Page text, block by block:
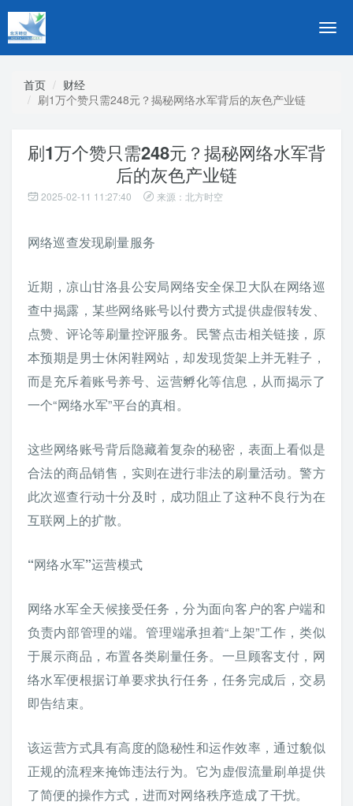
切
导
首页
财经
刷1万个赞只需248元？揭秘网络水军背后的灰色产业链
刷1万个赞只需248元？揭秘网络水军背
后的灰色产业链
2025-02-11 11:27:40 来源：北方时空
网络巡查发现刷量服务
近期，凉山甘洛县公安局网络安全保卫大队在网络巡
查中揭露，某些网络账号以付费方式提供虚假转发、
点赞、评论等刷量控评服务。民警点击相关链接，原
本预期是男士休闲鞋网站，却发现货架上并无鞋子，
而是充斥着账号养号、运营孵化等信息，从而揭示了
一个“网络水军”平台的真相。
这些网络账号背后隐藏着复杂的秘密，表面上看似是
合法的商品销售，实则在进行非法的刷量活动。警方
此次巡查行动十分及时，成功阻止了这种不良行为在
互联网上的扩散。
“网络水军”运营模式
网络水军全天候接受任务，分为面向客户的客户端和
负责内部管理的端。管理端承担着“上架”工作，类似
于展示商品，布置各类刷量任务。一旦顾客支付，网
络水军便根据订单要求执行任务，任务完成后，交易
即告结束。
该运营方式具有高度的隐秘性和运作效率，通过貌似
正规的流程来掩饰违法行为。它为虚假流量刷单提供
了简便的操作方式，进而对网络秩序造成了干扰。